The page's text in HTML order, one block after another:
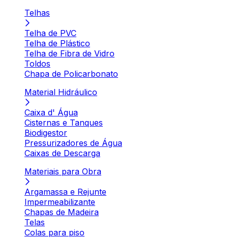
Telhas
Telha de PVC
Telha de Plástico
Telha de Fibra de Vidro
Toldos
Chapa de Policarbonato
Material Hidráulico
Caixa d' Água
Cisternas e Tanques
Biodigestor
Pressurizadores de Água
Caixas de Descarga
Materiais para Obra
Argamassa e Rejunte
Impermeabilizante
Chapas de Madeira
Telas
Colas para piso